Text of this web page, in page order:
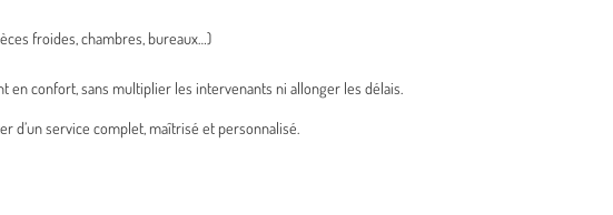
froides, chambres, bureaux…)
en confort, sans multiplier les intervenants ni allonger les délais.
d’un service complet, maîtrisé et personnalisé.